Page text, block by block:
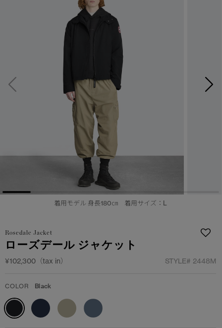
アンバサダー
スプリングコレクション
ベストセラー
FW26コレクション
サマー 26 コレクション
サマー 26 コレクションLOOK
日本限定モデル
スノーグース
メイドインジャパンTシャツ
アウターウェア
アパレル
アクセサリー
コレクション
ベストセラー
FW26コレクション
サマー 26 コレクション
サマー 26 コレクションLOOK
日本限定モデル
スノーグース
メイドインジャパンTシャツ
アウターウェア
アパレル
アクセサリー
コレクション
キッズ（2‐7歳)
ユース（6＋歳)
CANADA GOOSE Generationsは、アウター
ウェアの下取り・再販を通じて、長く愛される製
品の価値を受け継いでいきます。
アーカイブの希少なピースもご覧いただけます。
着用モデル 身長180㎝ 着用サイズ：L
Rosedale Jacket
ローズデール ジャケット
¥102,300（tax in） STYLE# 2448M
COLOR Black